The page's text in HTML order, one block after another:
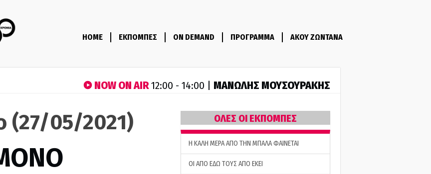
HOME ΕΚΠΟΜΠΕΣ ON DEMAND ΠΡΟΓΡΑΜΜΑ ΑΚΟΥ ΖΩΝΤΑΝΑ
NOW ON AIR12:00 - 14:00 | ΜΑΝΩΛΗΣ ΜΟΥΣΟΥΡΑΚΗΣ
(27/05/2021) ΟΛΕΣ ΟΙ ΕΚΠΟΜΠΕΣ
H ΚΑΛΗ ΜΕΡΑ ΑΠΟ ΤΗΝ ΜΠΑΛΑ ΦΑΙΝΕΤΑΙ
ΟΙ ΑΠΟ ΕΔΩ ΤΟΥΣ ΑΠΟ ΕΚΕΙ